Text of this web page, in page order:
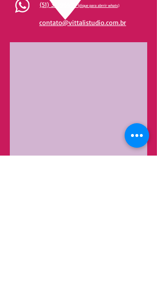
(51) 32396491(clique para abrrir whats)
contato@vittalistudio.com.br